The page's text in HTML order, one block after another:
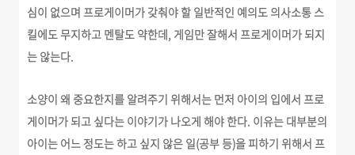
심이 없으며 프로게이머가 갖춰야 할 일반적인 예의도 의사소통 스
킬에도 무지하고 멘탈도 약한데, 게임만 잘해서 프로게이머가 되지
는 않는다.
소양이 왜 중요한지를 알려주기 위해서는 먼저 아이의 입에서 프로
게이머가 되고 싶다는 이야기가 나오게 해야 한다. 이유는 대부분의
아이는 어느 정도는 하고 싶지 않은 일(공부 등)을 피하기 위해서 프